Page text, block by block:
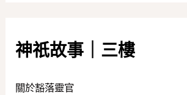
神祇故事｜三樓
關於豁落靈官